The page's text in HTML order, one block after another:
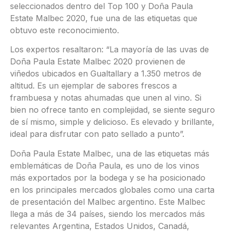
seleccionados dentro del Top 100 y Doña Paula
Estate Malbec 2020, fue una de las etiquetas que
obtuvo este reconocimiento.
Los expertos resaltaron: “La mayoría de las uvas de
Doña Paula Estate Malbec 2020 provienen de
viñedos ubicados en Gualtallary a 1.350 metros de
altitud. Es un ejemplar de sabores frescos a
frambuesa y notas ahumadas que unen al vino. Si
bien no ofrece tanto en complejidad, se siente seguro
de sí mismo, simple y delicioso. Es elevado y brillante,
ideal para disfrutar con pato sellado a punto”.
Doña Paula Estate Malbec, una de las etiquetas más
emblemáticas de Doña Paula, es uno de los vinos
más exportados por la bodega y se ha posicionado
en los principales mercados globales como una carta
de presentación del Malbec argentino. Este Malbec
llega a más de 34 países, siendo los mercados más
relevantes Argentina, Estados Unidos, Canadá,